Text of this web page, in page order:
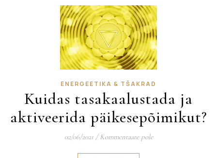
ENERGEETIKA & TŠAKRAD
Kuidas tasakaalustada ja
aktiveerida päikesepõimikut?
02/06/2021 / Kommentaare pole